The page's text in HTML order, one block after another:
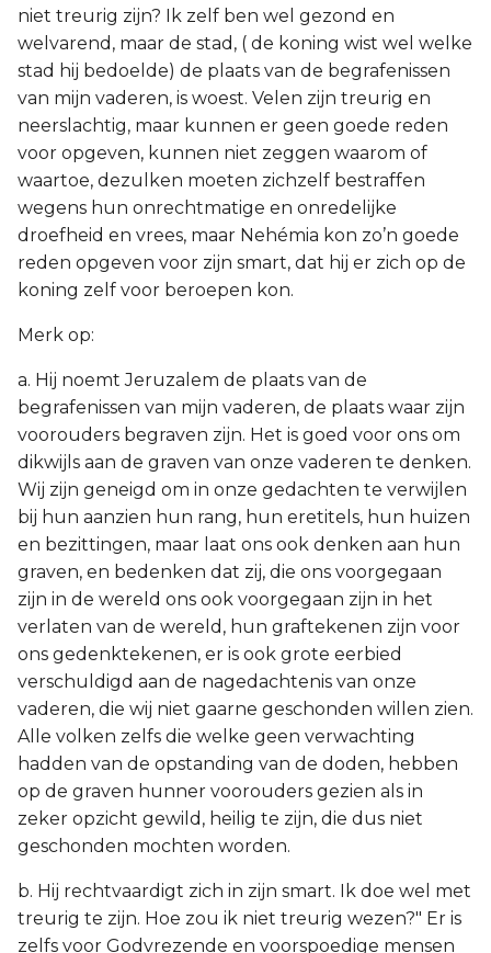
niet treurig zijn? Ik zelf ben wel gezond en
welvarend, maar de stad, ( de koning wist wel welke
stad hij bedoelde) de plaats van de begrafenissen
van mijn vaderen, is woest. Velen zijn treurig en
neerslachtig, maar kunnen er geen goede reden
voor opgeven, kunnen niet zeggen waarom of
waartoe, dezulken moeten zichzelf bestraffen
wegens hun onrechtmatige en onredelijke
droefheid en vrees, maar Nehémia kon zo’n goede
reden opgeven voor zijn smart, dat hij er zich op de
koning zelf voor beroepen kon.
Merk op:
a. Hij noemt Jeruzalem de plaats van de
begrafenissen van mijn vaderen, de plaats waar zijn
voorouders begraven zijn. Het is goed voor ons om
dikwijls aan de graven van onze vaderen te denken.
Wij zijn geneigd om in onze gedachten te verwijlen
bij hun aanzien hun rang, hun eretitels, hun huizen
en bezittingen, maar laat ons ook denken aan hun
graven, en bedenken dat zij, die ons voorgegaan
zijn in de wereld ons ook voorgegaan zijn in het
verlaten van de wereld, hun graftekenen zijn voor
ons gedenktekenen, er is ook grote eerbied
verschuldigd aan de nagedachtenis van onze
vaderen, die wij niet gaarne geschonden willen zien.
Alle volken zelfs die welke geen verwachting
hadden van de opstanding van de doden, hebben
op de graven hunner voorouders gezien als in
zeker opzicht gewild, heilig te zijn, die dus niet
geschonden mochten worden.
b. Hij rechtvaardigt zich in zijn smart. Ik doe wel met
treurig te zijn. Hoe zou ik niet treurig wezen?" Er is
zelfs voor Godvrezende en voorspoedige mensen